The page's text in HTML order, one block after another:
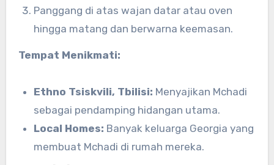
Panggang di atas wajan datar atau oven
hingga matang dan berwarna keemasan.
Tempat Menikmati:
Ethno Tsiskvili, Tbilisi: Menyajikan Mchadi
sebagai pendamping hidangan utama.
Local Homes: Banyak keluarga Georgia yang
membuat Mchadi di rumah mereka.